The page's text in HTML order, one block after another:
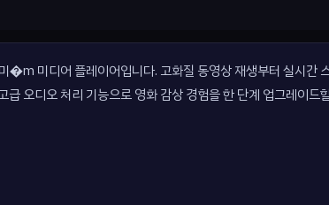
미디어 플레이어입니다. 고화질 동영상 재생부터 실시간
오디오 처리 기능으로 영화 감상 경험을 한 단계 업그레이드